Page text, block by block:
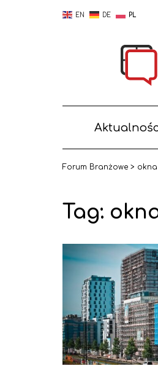
EN DE PL
Forum Branżowe > okna
Tag: